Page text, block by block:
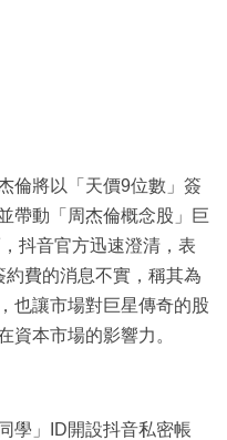
倫將以「天價9位數」簽
帶動「周杰倫概念股」巨
抖音官方迅速澄清，表
費的消息不實，稱其為
也讓市場對巨星傳奇的股
資本市場的影響力。
學」ID開設抖音私密帳